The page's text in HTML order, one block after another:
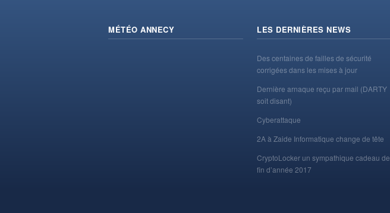
MÉTÉO ANNECY LES DERNIÈRES NEWS
Des centaines de failles de sécurité
corrigées dans les mises à jour
Dernière arnaque reçu par mail (DARTY
soit disant)
Cyberattaque
2A à Zaide Informatique change de tête
CryptoLocker un sympathique cadeau de
fin d’année 2017